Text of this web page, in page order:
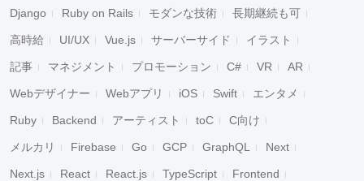
Django Ruby on Rails モダンな技術 長期継続も可
高時給 UI/UX Vue.js サーバーサイド イラスト
記事 マネジメント プロモーション C# VR AR
Webデザイナー Webアプリ iOS Swift エンタメ
Ruby Backend アーティスト toC C向け
メルカリ Firebase Go GCP GraphQL Next
Next.js React React.js TypeScript Frontend